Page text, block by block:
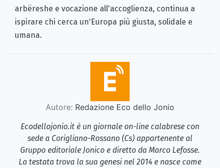
arbëreshe e vocazione all'accoglienza, continua a
ispirare chi cerca un'Europa più giusta, solidale e
umana.
Autore: Redazione Eco dello Jonio
Ecodellojonio.it è un giornale on-line calabrese con
sede a Corigliano-Rossano (Cs) appartenente al
Gruppo editoriale Jonico e diretto da Marco Lefosse.
La testata trova la sua genesi nel 2014 e nasce come